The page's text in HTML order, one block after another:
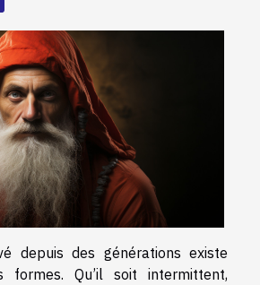
depuis des générations existe
formes. Qu’il soit intermittent,